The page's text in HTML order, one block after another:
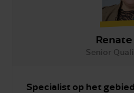
Senior
Specialist op het